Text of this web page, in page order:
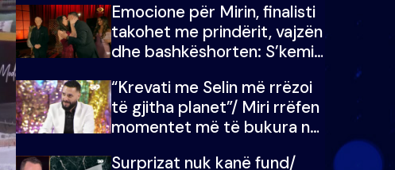
fituar çmimin e madh
Emocione për Mirin, finalisti
takohet me prindërit, vajzën
dhe bashkëshorten: S’kemi
“Krevati me Selin më rrëzoi
të gjitha planet”/ Miri rrëfen
momentet më të bukura në
Surprizat nuk kanë fund/